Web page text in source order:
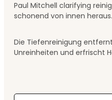
Paul Mitchell clarifying
schonend von innen heraus.
Die Tiefenreinigung
Unreinheiten und erfrischt